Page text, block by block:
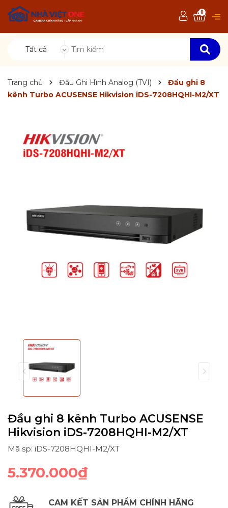
Tất cả
0
Trang chủ Đầu Ghi Hình Analog (TVI)
Đầu ghi 8
kênh Turbo ACUSENSE Hikvision iDS-7208HQHI-M2/XT
Đầu ghi 8 kênh Turbo ACUSENSE
Hikvision iDS-7208HQHI-M2/XT
Mã sp: iDS-7208HQHI-M2/XT
5.370.000₫
CAM KẾT SẢN PHẨM CHÍNH HÃNG